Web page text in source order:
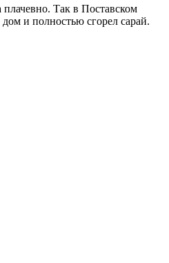
Так в Поставском
и полностью сгорел сарай.